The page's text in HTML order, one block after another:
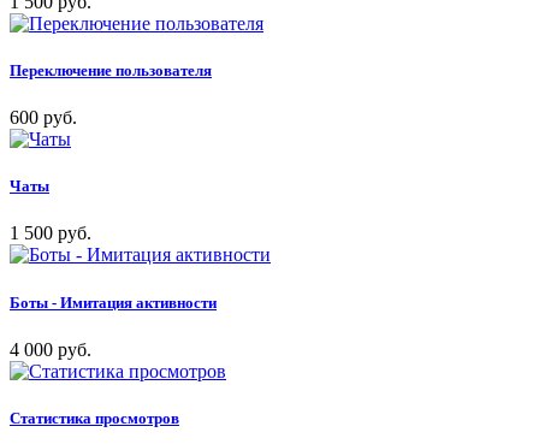
Переключение пользователя
600 руб.
Чаты
1 500 руб.
Боты - Имитация активности
4 000 руб.
Статистика просмотров